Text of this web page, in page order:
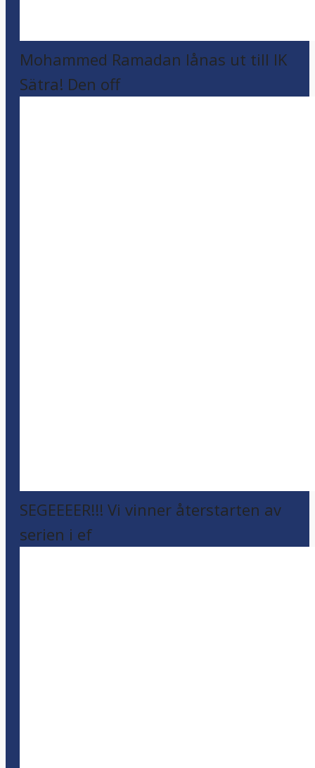
Mohammed Ramadan lånas ut till IK
Sätra! Den off
SEGEEEER!!! Vi vinner återstarten av
serien i ef